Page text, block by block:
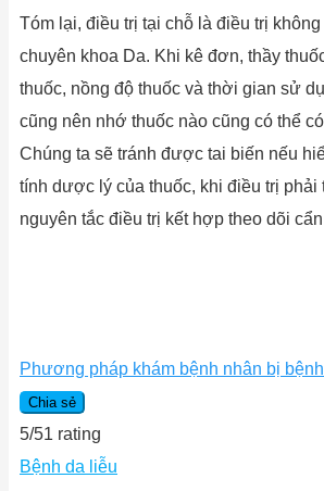
Tóm lại, điều trị tại chỗ là điều trị
chuyên khoa Da. Khi kê đơn, thầy
thuốc, nồng độ thuốc và thời gian sử
cũng nên nhớ thuốc nào cũng có thể
Chúng ta sẽ tránh được tai biến nếu
tính dược lý của thuốc, khi điều trị phải
nguyên tắc điều trị kết hợp theo dõi
Phương pháp khám bệnh nhân bị
Chia sẻ
5/51 rating
Bệnh da liễu